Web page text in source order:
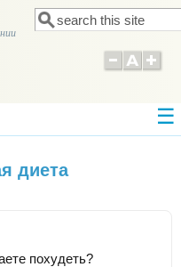
Форма поиска
Поиск
диета
похудеть?